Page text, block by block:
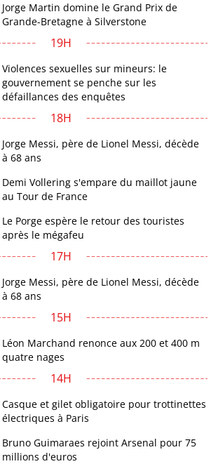
Jorge Martin domine le Grand Prix de
Grande-Bretagne à Silverstone
19H
Violences sexuelles sur mineurs: le
gouvernement se penche sur les
défaillances des enquêtes
18H
Jorge Messi, père de Lionel Messi, décède
à 68 ans
Demi Vollering s'empare du maillot jaune
au Tour de France
Le Porge espère le retour des touristes
après le mégafeu
17H
Jorge Messi, père de Lionel Messi, décède
à 68 ans
15H
Léon Marchand renonce aux 200 et 400 m
quatre nages
14H
Casque et gilet obligatoire pour trottinettes
électriques à Paris
Bruno Guimaraes rejoint Arsenal pour 75
millions d'euros